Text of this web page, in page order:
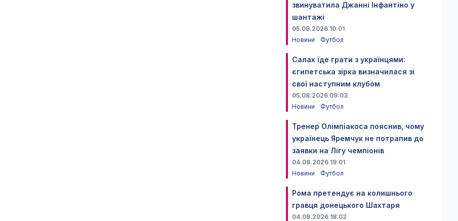
звинуватила Джанні Інфантіно у
шантажі
05.08.2026 10:01
Новини
Футбол
Салах їде грати з українцями:
єгипетська зірка визначилася зі
свої наступним клубом
05.08.2026 09:03
Новини
Футбол
Тренер Олімпіакоса пояснив, чому
українець Яремчук не потрапив до
заявки на Лігу чемпіонів
04.08.2026 19:01
Новини
Футбол
Рома претендує на колишнього
гравця донецького Шахтаря
04.08.2026 18:02